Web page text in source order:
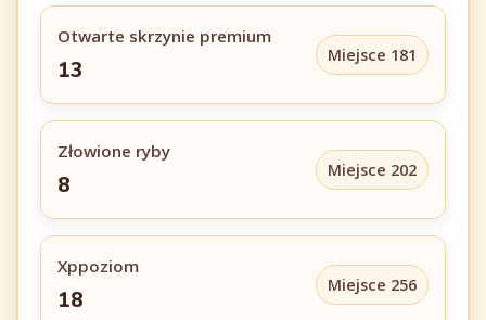
Otwarte skrzynie premium
13
Miejsce 181
Złowione ryby
8
Miejsce 202
Xppoziom
18
Miejsce 256